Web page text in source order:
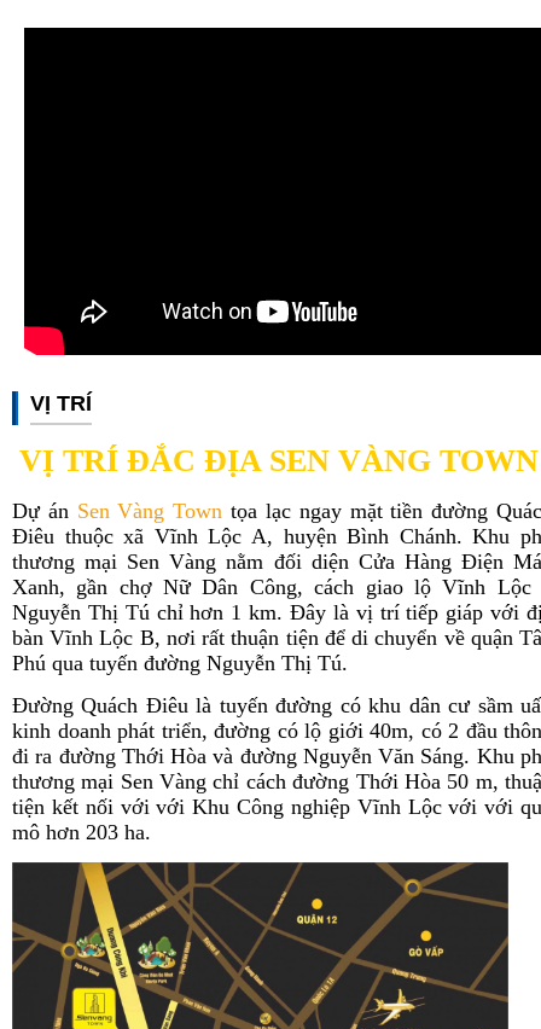
VỊ TRÍ
VỊ TRÍ ĐẮC ĐỊA SEN VÀNG
Dự án Sen Vàng Town tọa lạc ngay mặt tiền đường
Điêu thuộc xã Vĩnh Lộc A, huyện Bình Chánh. Khu
thương mại Sen Vàng nằm đối diện Cửa Hàng Điện
Xanh, gần chợ Nữ Dân Công, cách giao lộ Vĩnh Lộc
Nguyễn Thị Tú chỉ hơn 1 km. Đây là vị trí tiếp giáp với
bàn Vĩnh Lộc B, nơi rất thuận tiện để di chuyển về quận
Phú qua tuyến đường Nguyễn Thị Tú.
Đường Quách Điêu là tuyến đường có khu dân cư sầm
kinh doanh phát triển, đường có lộ giới 40m, có 2 đầu
đi ra đường Thới Hòa và đường Nguyễn Văn Sáng. Khu
thương mại Sen Vàng chỉ cách đường Thới Hòa 50 m,
tiện kết nối với với Khu Công nghiệp Vĩnh Lộc với với
mô hơn 203 ha.